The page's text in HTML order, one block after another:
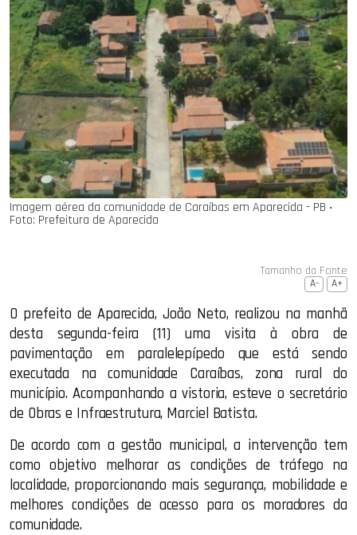
Imagem aérea da comunidade de Caraíbas em Aparecida - PB ‧
Foto: Prefeitura de Aparecida
Tamanho da Fonte
A- A+
O prefeito de Aparecida,João Neto, realizou na manhã
desta segunda-feira (11) uma visita à obra de
pavimentação em paralelepípedo que está sendo
executada na comunidade Caraíbas, zona rural do
município. Acompanhando a vistoria, esteve o secretário
de Obras e Infraestrutura, Marciel Batista.
De acordo com a gestão municipal, a intervenção tem
como objetivo melhorar as condições de tráfego na
localidade, proporcionando mais segurança, mobilidade e
melhores condições de acesso para os moradores da
comunidade.